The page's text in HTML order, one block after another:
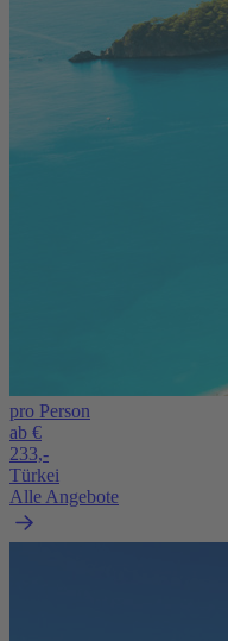
pro Person
ab €
233,-
Türkei
Alle Angebote